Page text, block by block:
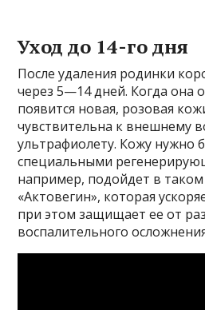
Уход до 14-го дня
После удаления родинки
через 5—14 дней. Когда она
появится новая, розовая
чувствительна к внешнему
ультрафиолету. Кожу нужно
специальными
например, подойдет в таком
«Актовегин», которая
при этом защищает ее от
воспалительного